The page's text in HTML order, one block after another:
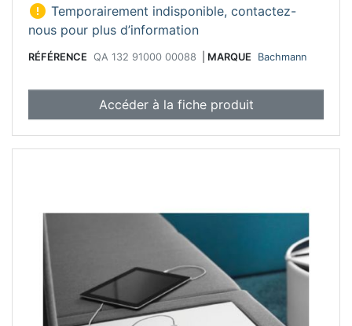
 Temporairement indisponible, contactez-
nous pour plus d’information
RÉFÉRENCE QA 132 91000 00088 MARQUE Bachmann
Accéder à la fiche produit